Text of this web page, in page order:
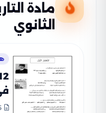
مادة
الثانوي